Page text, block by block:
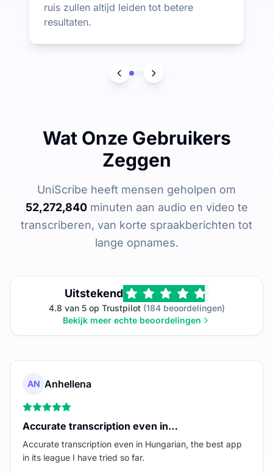
ruis zullen altijd leiden tot betere
resultaten.
Wat Onze Gebruikers
Zeggen
UniScribe heeft mensen geholpen om
52,272,840minuten aan audio en video te
transcriberen, van korte spraakberichten tot
lange opnames.
Uitstekend
4.8 van 5 op Trustpilot(184 beoordelingen)
Bekijk meer echte beoordelingen
AN Anhellena
Accurate transcription even in…
Accurate transcription even in Hungarian, the best app
in its league I have tried so far.